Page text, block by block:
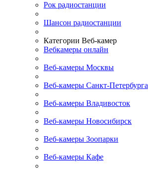
Рок радиостанции
Шансон радиостанции
Категории Веб-камер
Вебкамеры онлайн
Веб-камеры Москвы
Веб-камеры Санкт-Петербурга
Веб-камеры Владивосток
Веб-камеры Новосибирск
Веб-камеры Зоопарки
Веб-камеры Кафе